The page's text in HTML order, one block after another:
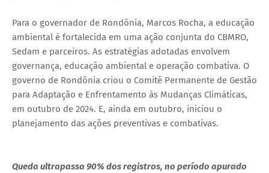
Para o governador de Rondônia, Marcos Rocha, a educação
ambiental é fortalecida em uma ação conjunta do CBMRO,
Sedam e parceiros. As estratégias adotadas envolvem
governança, educação ambiental e operação combativa. O
governo de Rondônia criou o Comitê Permanente de Gestão
para Adaptação e Enfrentamento às Mudanças Climáticas,
em outubro de 2024. E, ainda em outubro, iniciou o
planejamento das ações preventivas e combativas.
Queda ultrapassa 90% dos registros, no período apurado